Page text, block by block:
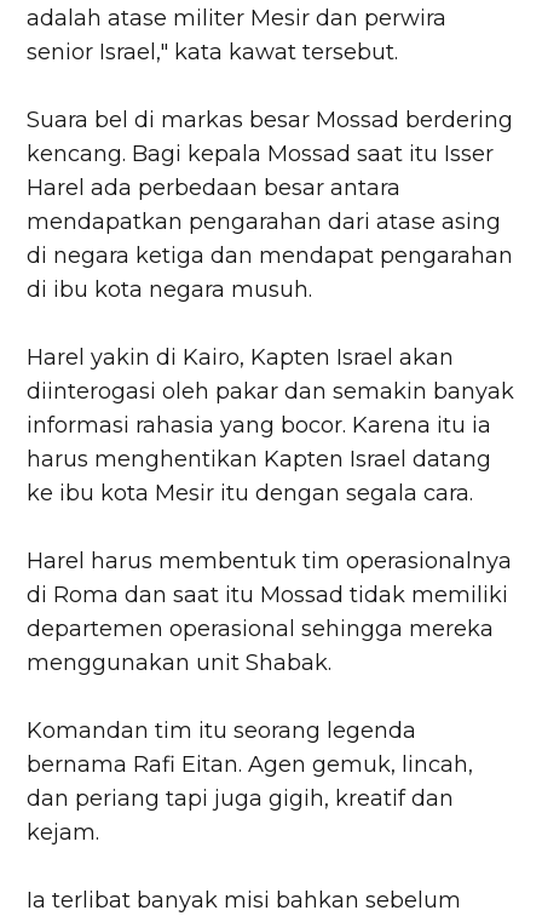
adalah atase militer Mesir dan perwira
senior Israel," kata kawat tersebut.
Suara bel di markas besar Mossad berdering
kencang. Bagi kepala Mossad saat itu Isser
Harel ada perbedaan besar antara
mendapatkan pengarahan dari atase asing
di negara ketiga dan mendapat pengarahan
di ibu kota negara musuh.
Harel yakin di Kairo, Kapten Israel akan
diinterogasi oleh pakar dan semakin banyak
informasi rahasia yang bocor. Karena itu ia
harus menghentikan Kapten Israel datang
ke ibu kota Mesir itu dengan segala cara.
Harel harus membentuk tim operasionalnya
di Roma dan saat itu Mossad tidak memiliki
departemen operasional sehingga mereka
menggunakan unit Shabak.
Komandan tim itu seorang legenda
bernama Rafi Eitan. Agen gemuk, lincah,
dan periang tapi juga gigih, kreatif dan
kejam.
Ia terlibat banyak misi bahkan sebelum